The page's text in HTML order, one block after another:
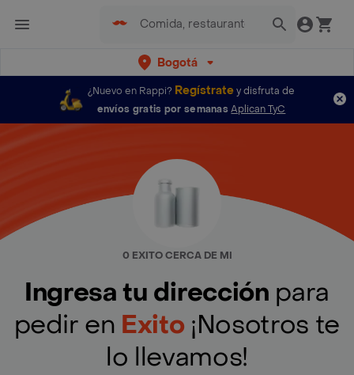
Bogotá
¿Nuevo en Rappi? Regístratey disfruta de
envíos gratis por semanas Aplican TyC
0 EXITO CERCA DE MI
Ingresa tu dirección para
pedir en Exito ¡Nosotros te
lo llevamos!